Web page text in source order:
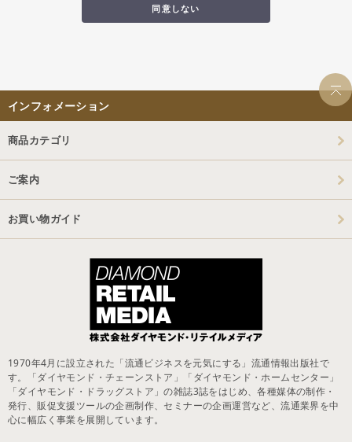
同意しない
インフォメーション
商品カテゴリ
ご案内
お買い物ガイド
1970年4月に設立された「流通ビジネスを元気にする」流通情報出版社で
す。「ダイヤモンド・チェーンストア」「ダイヤモンド・ホームセンター」
「ダイヤモンド・ドラッグストア」の雑誌3誌をはじめ、各種媒体の制作・
発行、販促支援ツールの企画制作、セミナーの企画運営など、流通業界を中
心に幅広く事業を展開しています。